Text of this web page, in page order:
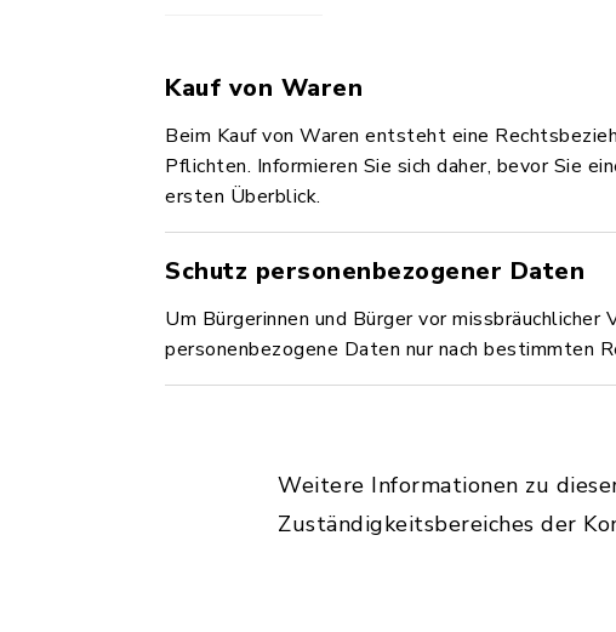
Kauf von Waren
Beim Kauf von Waren entsteht eine
Pflichten. Informieren Sie sich daher, bevor Sie
ersten Überblick.
Schutz personenbezogener Daten
Um Bürgerinnen und Bürger vor
personenbezogene Daten nur nach bestimmten
Weitere Informationen zu
Zuständigkeitsbereiches der